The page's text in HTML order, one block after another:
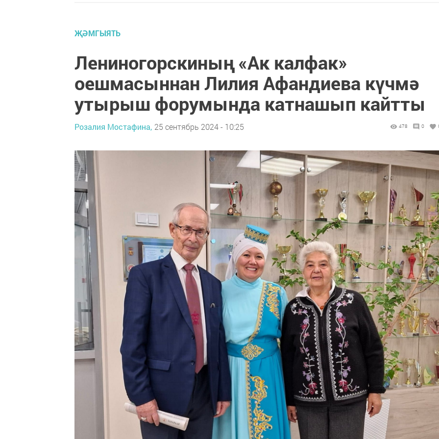
ҖӘМГЫЯТЬ
Лениногорскиның «Ак калфак»
оешмасыннан Лилия Афандиева күчмә
утырыш форумында катнашып кайтты
Розалия Мостафина, 25 сентябрь 2024 - 10:25 478 0